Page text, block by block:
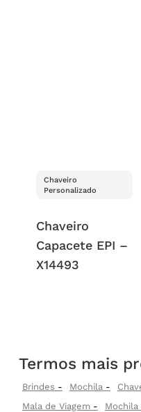
Chaveiro
Personalizado
Chaveiro
Capacete EPI –
X14493
Termos mais
Brindes Mochila
Mala de Viagem
Mochila